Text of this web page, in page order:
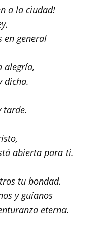
a la ciudad!
en general
alegría,
dicha.
tarde.
abierta para ti.
tu bondad.
y guíanos
eterna.